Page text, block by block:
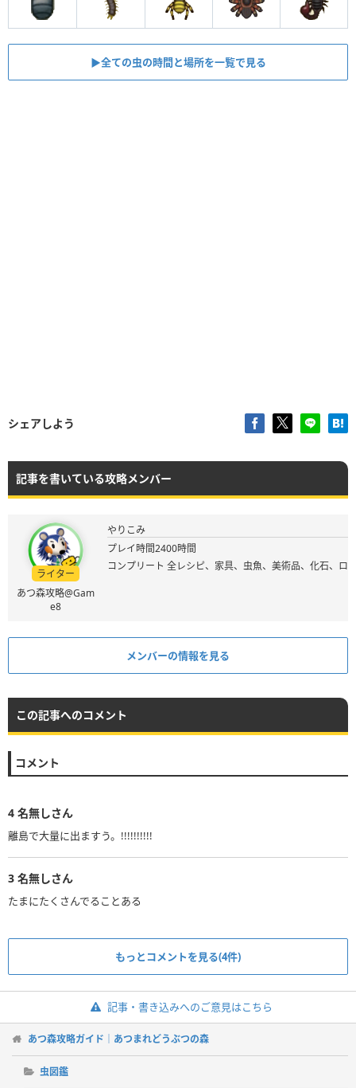
▶︎全ての虫の時間と場所を一覧で見る
シェアしよう
記事を書いている攻略メンバー
ライター
あつ森攻略@Gam
e8
やりこみ
プレイ時間2400時間
コンプリート 全レシピ、家具、虫魚、美術品、化石、ロ
メンバーの情報を見る
この記事へのコメント
コメント
4 名無しさん
離島で大量に出ますう。!!!!!!!!!!
3 名無しさん
たまにたくさんでることある
もっとコメントを見る(4件)
記事・書き込みへのご意見はこちら
あつ森攻略ガイド｜あつまれどうぶつの森
虫図鑑